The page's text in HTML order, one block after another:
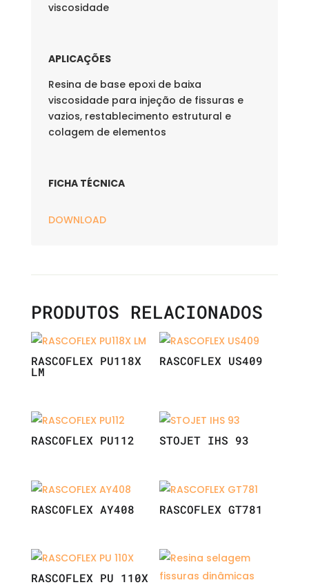
viscosidade
APLICAÇÕES
Resina de base epoxi de baixa
viscosidade para injeção de fissuras e
vazios, restablecimento estrutural e
colagem de elementos
FICHA TÉCNICA
DOWNLOAD
PRODUTOS RELACIONADOS
RASCOFLEX PU118X
LM
RASCOFLEX US409
RASCOFLEX PU112 STOJET IHS 93
RASCOFLEX AY408 RASCOFLEX GT781
RASCOFLEX PU 110X